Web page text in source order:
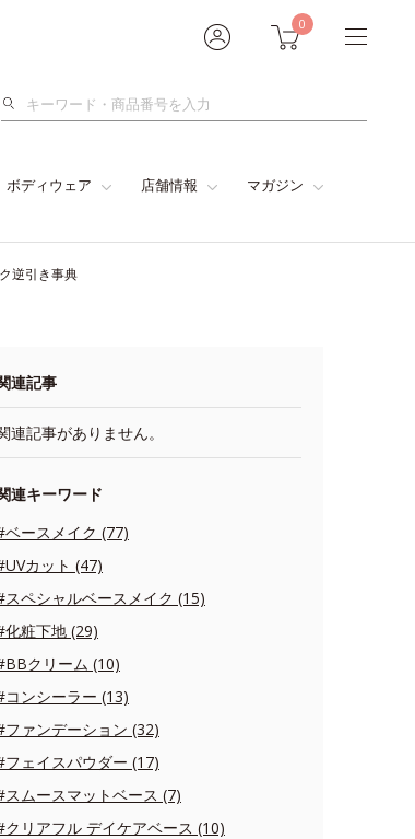
0
検
ボディウェア 店舗情報 マガジン
逆引き事典
連記事
連記事がありません。
連キーワード
ベースメイク (77)
カット (47)
スペシャルベースメイク (15)
化粧下地 (29)
クリーム (10)
コンシーラー (13)
ファンデーション (32)
フェイスパウダー (17)
スムースマットベース (7)
クリアフル デイケアベース (10)